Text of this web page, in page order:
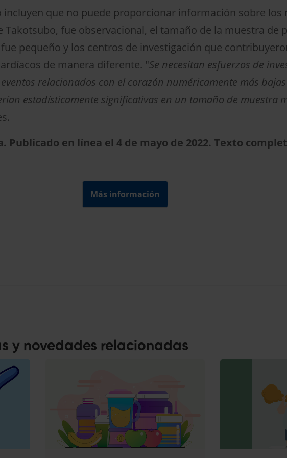
incluyen que no puede proporcionar información sobre los
fue observacional, el tamaño de la muestra de
pequeño y los centros de investigación que
de manera diferente. "Se necesitan esfuerzos de
relacionados con el corazón numéricamente más
estadísticamente significativas en un tamaño de muestra
Publicado en línea el 4 de mayo de 2022. Texto
Más información
y novedades relacionadas